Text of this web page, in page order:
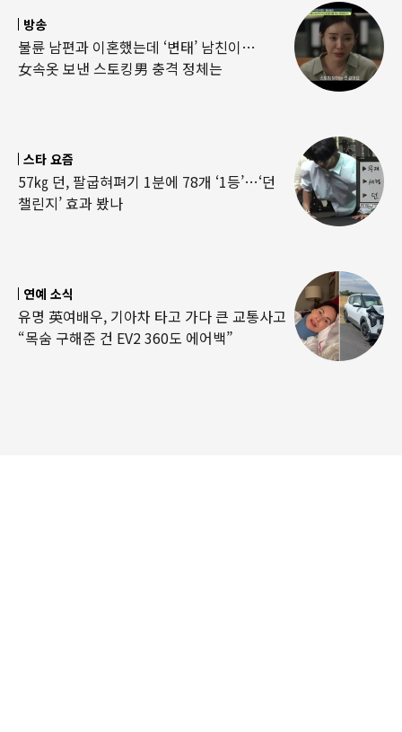
방송
불륜 남편과 이혼했는데 ‘변태’ 남친이…
女속옷 보낸 스토킹男 충격 정체는
스타 요즘
57㎏ 던, 팔굽혀펴기 1분에 78개 ‘1등’…‘던
챌린지’ 효과 봤나
연예 소식
유명 英여배우, 기아차 타고 가다 큰 교통사고
“목숨 구해준 건 EV2 360도 에어백”